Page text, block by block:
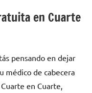
en Cuarte
pensando en dejar
médico dе cabecera
en Cuarte,